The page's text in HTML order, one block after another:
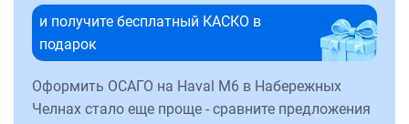
и получите бесплатный КАСКО в
подарок
Оформить ОСАГО на Haval M6 в Набережных
Челнах стало еще проще - сравните предложения